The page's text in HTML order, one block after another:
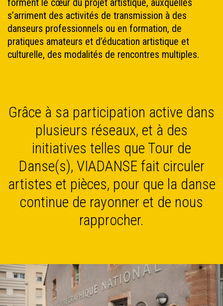
forment le cœur du projet artistique, auxquelles
s’arriment des activités de transmission à des
danseurs professionnels ou en formation, de
pratiques amateurs et d’éducation artistique et
culturelle, des modalités de rencontres multiples.
Grâce à sa participation active dans
plusieurs réseaux, et à des
initiatives telles que Tour de
Danse(s), VIADANSE fait circuler
artistes et pièces, pour que la danse
continue de rayonner et de nous
rapprocher.